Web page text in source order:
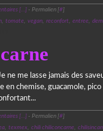
[…]- Permalien [#]
, tomate, vegan, reconfort, entree,
ne me lasse jamais des
chemise, guacamole,
[…]- Permalien [#]
, texmex, chili chiliconcarne,